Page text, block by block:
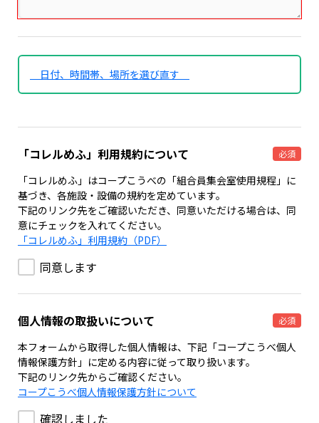
日付、時間帯、場所を選び直す
「コレルめふ」利用規約について 必須
「コレルめふ」はコープこうべの「組合員集会室使用規程」に
基づき、各施設・設備の規約を定めています。
下記のリンク先をご確認いただき、同意いただける場合は、同
意にチェックを入れてください。
「コレルめふ」利用規約（PDF）
同意します
個人情報の取扱いについて 必須
本フォームから取得した個人情報は、下記「コープこうべ個人
情報保護方針」に定める内容に従って取り扱います。
下記のリンク先からご確認ください。
コープこうべ個人情報保護方針について
確認しました